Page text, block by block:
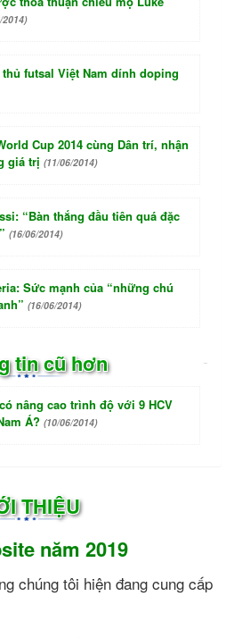
2014)
futsal Việt Nam dính doping
Cup 2014 cùng Dân trí, nhận
giá trị (11/06/2014)
“Bàn thắng đầu tiên quá đặc
(16/06/2014)
Sức mạnh của “những chú
(16/06/2014)
tin cũ hơn
nâng cao trình độ với 9 HCV
Á? (10/06/2014)
THIỆU
năm 2019
chúng tôi hiện đang cung cấp